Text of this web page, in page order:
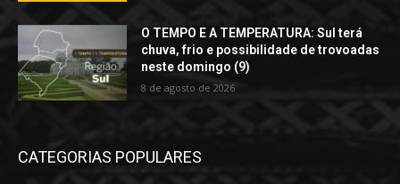
O TEMPO E A TEMPERATURA: Sul terá
chuva, frio e possibilidade de trovoadas
neste domingo (9)
8 de agosto de 2026
CATEGORIAS POPULARES